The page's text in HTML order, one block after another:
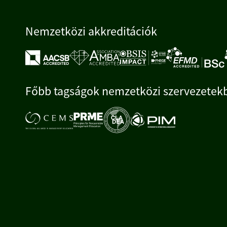
Nemzetközi akkreditációk
Főbb tagságok nemzetközi